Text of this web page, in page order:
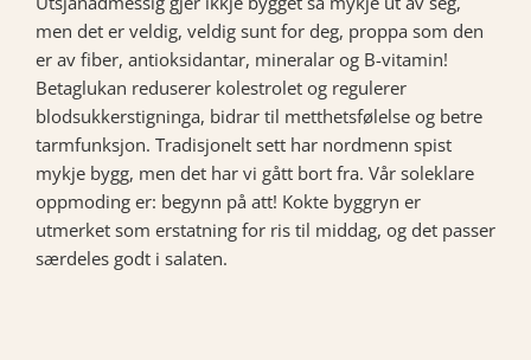
men det er veldig, veldig sunt for deg, proppa som den
er av fiber, antioksidantar, mineralar og B-vitamin!
Betaglukan reduserer kolestrolet og regulerer
blodsukkerstigninga, bidrar til metthetsfølelse og betre
tarmfunksjon. Tradisjonelt sett har nordmenn spist
mykje bygg, men det har vi gått bort fra. Vår soleklare
oppmoding er: begynn på att! Kokte byggryn er
utmerket som erstatning for ris til middag, og det passer
særdeles godt i salaten.